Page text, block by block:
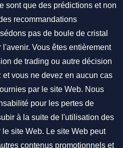
sont que des prédictions et non
recommandations
pas de boule de cristal
Vous êtes entièrement
de trading ou autre décision
vous ne devez en aucun cas
par le site Web. Nous
pour les pertes de
à la suite de l'utilisation des
site Web. Le site Web peut
contenus promotionnels et